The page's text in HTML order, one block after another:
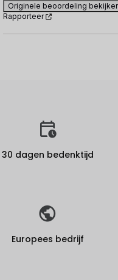
Originele beoordeling
Rapporteer
30 dagen bedenktijd
Europees bedrijf